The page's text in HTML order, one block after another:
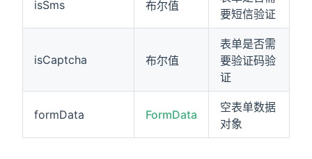
isSms 布尔值
要短信验证
isCaptcha 布尔值
表单是否需
要验证码验
证
formData FormData
空表单数据
对象